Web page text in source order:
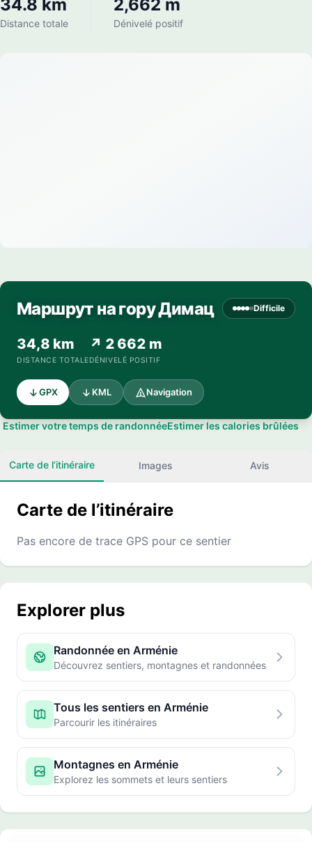
34.8 km
Distance totale
2,662 m
Dénivelé positif
Маршрут на гору Димац Difficile
34,8 km
DISTANCE TOTALE
↗ 2 662 m
DÉNIVELÉ POSITIF
GPX KML Navigation
Estimer votre temps de randonnéeEstimer les calories brûlées
Carte de l’itinéraire Images Avis
Carte de l’itinéraire
Pas encore de trace GPS pour ce sentier
Explorer plus
Randonnée en Arménie
Découvrez sentiers, montagnes et randonnées
Tous les sentiers en Arménie
Parcourir les itinéraires
Montagnes en Arménie
Explorez les sommets et leurs sentiers